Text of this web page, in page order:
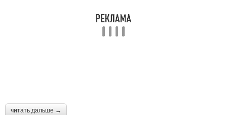
читать дальше →